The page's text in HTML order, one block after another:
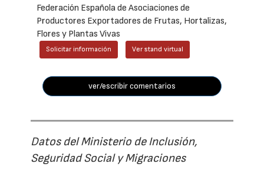
Federación Española de Asociaciones de
Productores Exportadores de Frutas, Hortalizas,
Flores y Plantas Vivas
Solicitar información Ver stand virtual
ver/escribir comentarios
Datos del Ministerio de Inclusión,
Seguridad Social y Migraciones